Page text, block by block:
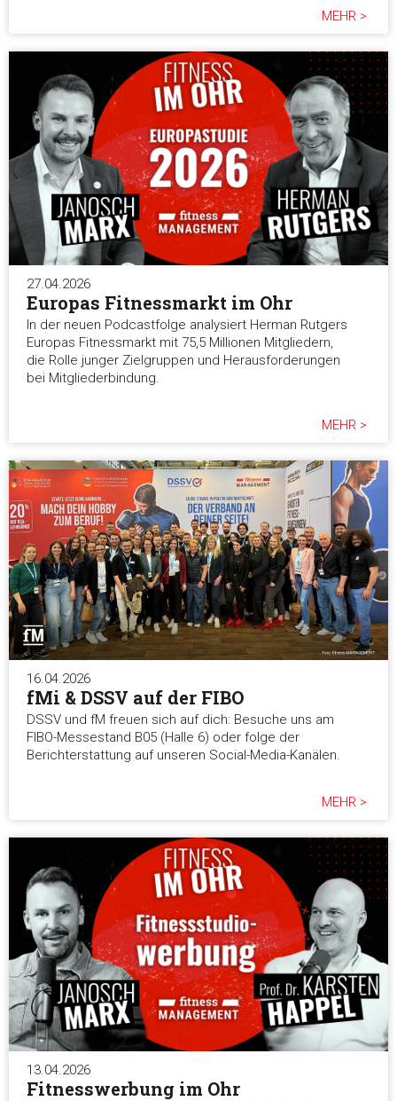
MEHR >
27.04.2026
Europas Fitnessmarkt im Ohr
In der neuen Podcastfolge analysiert Herman Rutgers
Europas Fitnessmarkt mit 75,5 Millionen Mitgliedern,
die Rolle junger Zielgruppen und Herausforderungen
bei Mitgliederbindung.
MEHR >
16.04.2026
fMi & DSSV auf der FIBO
DSSV und fM freuen sich auf dich: Besuche uns am
FIBO-Messestand B05 (Halle 6) oder folge der
Berichterstattung auf unseren Social-Media-Kanälen.
MEHR >
13.04.2026
Fitnesswerbung im Ohr